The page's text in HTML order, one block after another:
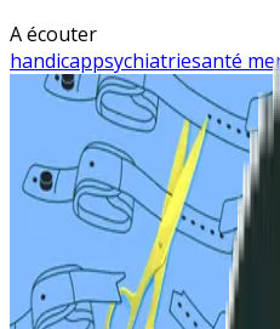
BLOG
ON AIME
PLAYLIST
JEUX
A écouter
handicappsychiatriesanté